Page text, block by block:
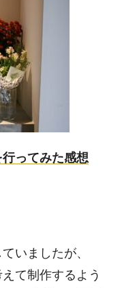
ってみた感想
いましたが、
て制作するよう